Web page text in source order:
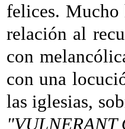
felices. Mucho
relación al
con
con una
las iglesias,